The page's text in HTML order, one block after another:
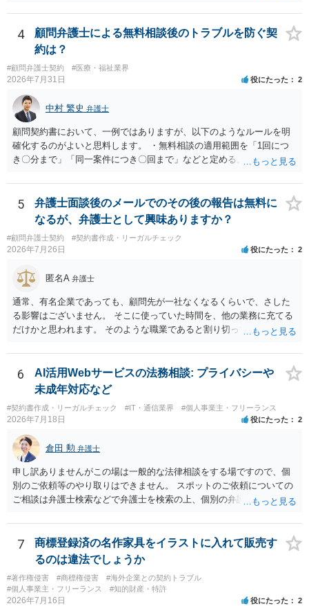
的手段として裁判（おそらく少額訴訟）をするかどうかの問題ですの
で、訴訟を提起してきたら粛々と対応することになります。 少額訴訟
は、１人（１社）年間１０回までしかできないので、こちらが毅然と
支払いを拒否すれば、少額訴訟を提起する可能性は、低いものと思わ
れます。 ただ、裁判を東京などの遠隔地で起こされますと、対応する
だけで費用がかかりますので、難しいところです。 当事者での対応で
すと、押し負けて支払うかもと考えますので、弁護士に依頼するなど
して対応をすれば、より裁判をしてくる可能性は減りますが、当然費
用がかかります。 毅然と拒否して後は裁判するならしてくださいの対
応、弁護士に依頼して同様の対応、裁判してきたら、従業員にて粛々
と対応のどれかを選択することになります。 以上、ご参考まで。
4
顧問弁護士による無料相談後のトラブルを防ぐ契
約は？
#顧問弁護士契約 #医療・福祉業界
2026年7月31日 役にたった 2
中村 繁史 弁護士
顧問契約書において、一例ではありますが、以下のようなルールを明
確化するのがよいと思料します。 ・無料相談の適用範囲を「1回につ
き〇分まで」「同一案件につき〇回まで」などと定める。 ・無料相談
ず、継続して対応する場合は「個別受任（有料契約）」が必要であ
る。 ・無料相談から個別の事件処理へ移行する場合は、弁護士と従業
員との間で必ず個別の委任契約書を締結し、着手金や報酬等の費用体
系を事前に明示する手続を義務付ける。 相談料が無料であっても、法
律相談という法的サービスを提供する以上、弁護士は善良な管理者の
注意をもって対応する義務（善管注意義務）を負うものと思料しま
す。したがって、著しく不誠実な対応、放置、あるいは誤った不当な
回答を繰り返したような場合には、弁護士法上の誠実義務違反や品位
保持違反（弁護士法56条1項）として、弁護士会の懲戒対象となり得る
との理解でよいと考えます。 新たな法律事務所を探す手段について
は、このウェブサイトで探す方法のほか、弁護士会や法律事務所に直
5
弁護士面談後のメールでのその後の報告は無料に
なるが、弁護士として興味ありますか？
#顧問弁護士契約 #契約書作成・リーガルチェック
2026年7月26日 役にたった 2
匿名A 弁護士
通常、有名企業であっても、顧問先が一社なくなるくらいで、さした
る影響はございません。 そこに使っていた時間を、他の業務に充てる
だけかと思われます。 そのような職業であると割り切ってご相談され
相談者様のご意見が反映されることを、お祈りしております。
6
AI活用Webサービスの法務相談: プライバシーや
未成年対応など
#契約書作成・リーガルチェック #IT・通信業界 #個人事業主・フリーランス
2026年7月18日 役にたった 2
倉田 勲 弁護士
申し訳ありませんがこの場は一般的な法律相談をする場ですので、個
別のご依頼等のやり取りはできません。 スポットのご依頼についての
ご相談は弁護士検索などで弁護士を検索の上、個別の弁護士にご連絡
7
商標登録済の名作家具をイラストに入れて販売す
るのは違法でしょうか
#著作権侵害 #商標権侵害
#海外企業との契約トラブル
#個人事業主・フリーランス
#知的財産・特許
2026年7月16日 役にたった 2